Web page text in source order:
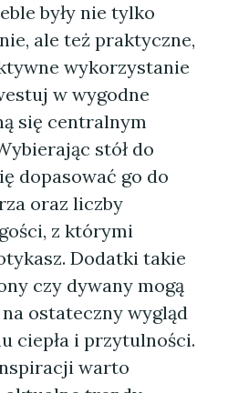
były nie tylko
ale też praktyczne,
wykorzystanie
w wygodne
się centralnym
stół do
dopasować go do
oraz liczby
z którymi
Dodatki takie
czy dywany mogą
ostateczny wygląd
ciepła i przytulności.
warto